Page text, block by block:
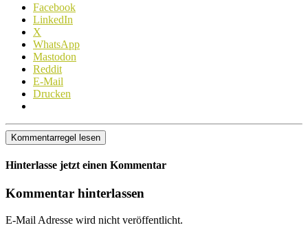
Facebook
LinkedIn
X
WhatsApp
Mastodon
Reddit
E-Mail
Drucken
Kommentarregel lesen
Hinterlasse jetzt einen Kommentar
Kommentar hinterlassen
E-Mail Adresse wird nicht veröffentlicht.